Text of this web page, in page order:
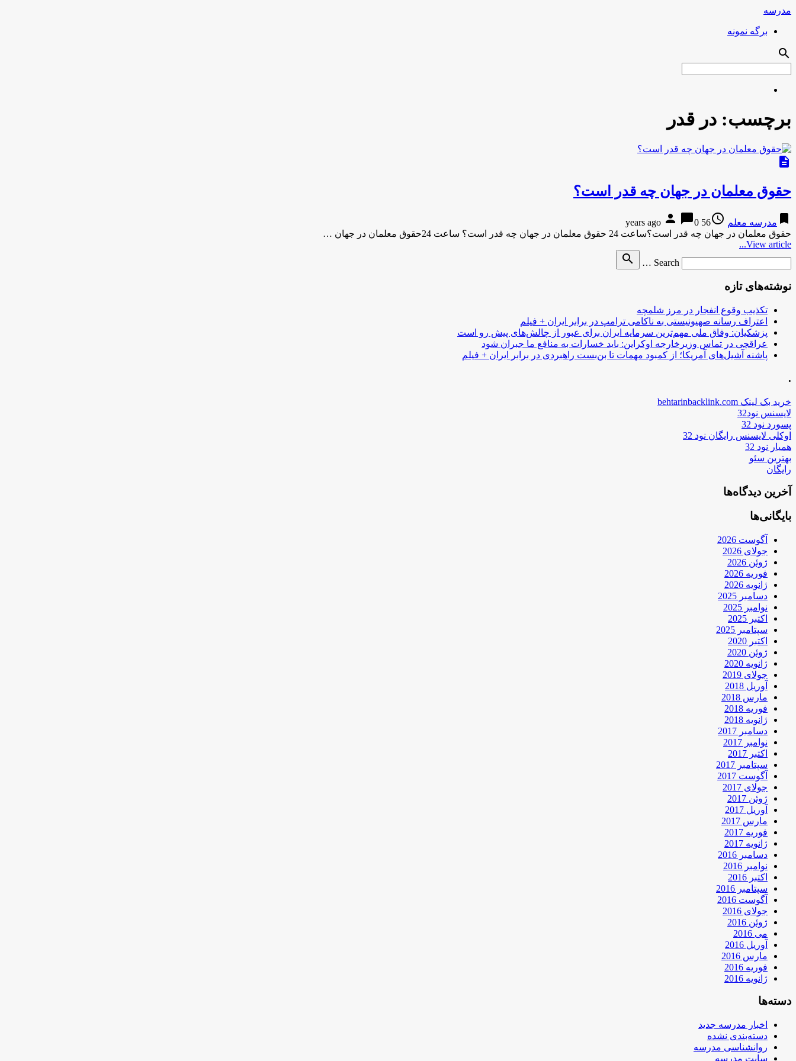
مدرسه
برگه نمونه
search
برچسب: در قدر
description
حقوق معلمان در جهان چه قدر است؟
bookmark مدرسه معلم access_time
56 years ago
person chat_bubble0
حقوق معلمان در جهان چه قدر است؟ساعت 24 حقوق معلمان در جهان چه قدر است؟ ساعت 24حقوق معلمان در جهان …
View article...
Search …
search
نوشته‌های تازه
تکذیب وقوع انفجار در مرز شلمچه
اعتراف رسانه صهیونیستی به ناکامی ترامپ در برابر ایران + فیلم
پزشکیان: وفاق ملی مهم‌ترین سرمایه ایران برای عبور از چالش‌های پیش رو است
عراقچی در تماس وزیرخارجه اوکراین: باید خسارات به منافع ما جبران شود
پاشنه آشیل‌های آمریکا؛ از کمبود مهمات تا بن‌بست راهبردی در برابر ایران + فیلم
.
خرید بک لینک behtarinbacklink.com
لایسنس نود32
پسورد نود 32
اوکلی لایسنس رایگان نود 32
همیار نود 32
بهترین سئو
رایگان
آخرین دیدگاه‌ها
بایگانی‌ها
آگوست 2026
جولای 2026
ژوئن 2026
فوریه 2026
ژانویه 2026
دسامبر 2025
نوامبر 2025
اکتبر 2025
سپتامبر 2025
اکتبر 2020
ژوئن 2020
ژانویه 2020
جولای 2019
آوریل 2018
مارس 2018
فوریه 2018
ژانویه 2018
دسامبر 2017
نوامبر 2017
اکتبر 2017
سپتامبر 2017
آگوست 2017
جولای 2017
ژوئن 2017
آوریل 2017
مارس 2017
فوریه 2017
ژانویه 2017
دسامبر 2016
نوامبر 2016
اکتبر 2016
سپتامبر 2016
آگوست 2016
جولای 2016
ژوئن 2016
می 2016
آوریل 2016
مارس 2016
فوریه 2016
ژانویه 2016
دسته‌ها
اخبار مدرسه جدید
دسته‌بندی نشده
روانشناسی مدرسه
سایت مدرسه